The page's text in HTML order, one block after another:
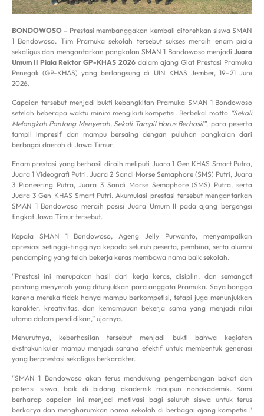
BONDOWOSO – Prestasi membanggakan kembali ditorehkan siswa SMAN
1 Bondowoso. Tim Pramuka sekolah tersebut sukses meraih enam piala
sekaligus dan mengantarkan pangkalan SMAN 1 Bondowoso menjadi Juara
Umum II Piala Rektor GP-KHAS 2026dalam ajang Giat Prestasi Pramuka
Penegak (GP-KHAS) yang berlangsung di UIN KHAS Jember, 19–21 Juni
2026.
Capaian tersebut menjadi bukti kebangkitan Pramuka SMAN 1 Bondowoso
setelah beberapa waktu minim mengikuti kompetisi. Berbekal motto “Sekali
Melangkah Pantang Menyerah, Sekali Tampil Harus Berhasil”, para peserta
tampil impresif dan mampu bersaing dengan puluhan pangkalan dari
berbagai daerah di Jawa Timur.
Enam prestasi yang berhasil diraih meliputi Juara 1 Gen KHAS Smart Putra,
Juara 1 Videografi Putri, Juara 2 Sandi Morse Semaphore (SMS) Putri, Juara
3 Pioneering Putra, Juara 3 Sandi Morse Semaphore (SMS) Putra, serta
Juara 3 Gen KHAS Smart Putri. Akumulasi prestasi tersebut mengantarkan
SMAN 1 Bondowoso meraih posisi Juara Umum II pada ajang bergengsi
tingkat Jawa Timur tersebut.
Kepala SMAN 1 Bondowoso, Ageng Jelly Purwanto, menyampaikan
apresiasi setinggi-tingginya kepada seluruh peserta, pembina, serta alumni
pendamping yang telah bekerja keras membawa nama baik sekolah.
“Prestasi ini merupakan hasil dari kerja keras, disiplin, dan semangat
pantang menyerah yang ditunjukkan para anggota Pramuka. Saya bangga
karena mereka tidak hanya mampu berkompetisi, tetapi juga menunjukkan
karakter, kreativitas, dan kemampuan bekerja sama yang menjadi nilai
utama dalam pendidikan,” ujarnya.
Menurutnya, keberhasilan tersebut menjadi bukti bahwa kegiatan
ekstrakurikuler mampu menjadi sarana efektif untuk membentuk generasi
yang berprestasi sekaligus berkarakter.
“SMAN 1 Bondowoso akan terus mendukung pengembangan bakat dan
potensi siswa, baik di bidang akademik maupun nonakademik. Kami
berharap capaian ini menjadi motivasi bagi seluruh siswa untuk terus
berkarya dan mengharumkan nama sekolah di berbagai ajang kompetisi,”